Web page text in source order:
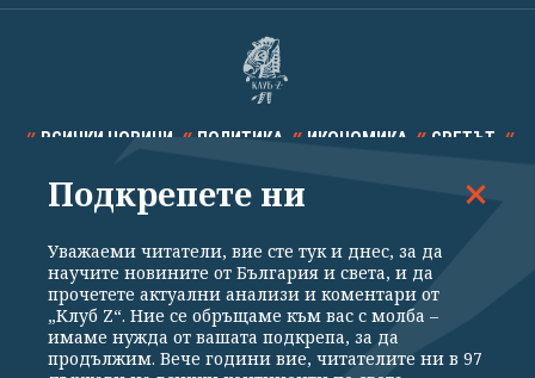
ВСИЧКИ НОВИНИ ПОЛИТИКА ИКОНОМИКА СВЕТЪТ
СПОРТ КУЛТУРА ТЕХНОЛОГИИ КАЛЕЙДОСКОП
Подкрепете ни
Уважаеми читатели, вие сте тук и днес, за да
научите новините от България и света, и да
прочетете актуални анализи и коментари от
„Клуб Z“. Ние се обръщаме към вас с молба –
имаме нужда от вашата подкрепа, за да
продължим. Вече години вие, читателите ни в 97